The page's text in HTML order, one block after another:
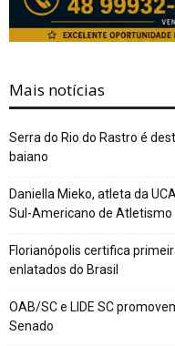
Mais notícias
Serra do Rio do Rastro é
baiano
Daniella Mieko, atleta da
Sul-Americano de Atletismo
Florianópolis certifica
enlatados do Brasil
OAB/SC e LIDE SC
Senado